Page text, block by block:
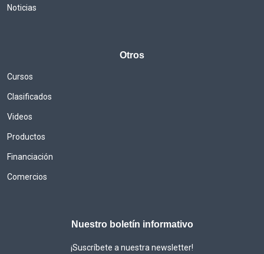
Noticias
Otros
Cursos
Clasificados
Videos
Productos
Financiación
Comercios
Nuestro boletín informativo
¡Suscríbete a nuestra newsletter!